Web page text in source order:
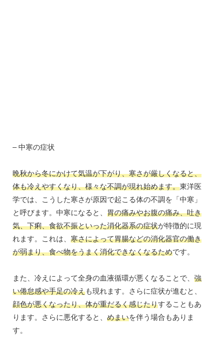
– 中寒の症状
晩秋から冬にかけて気温が下がり、寒さが厳しくなると、
体も冷えやすくなり、様々な不調が現れ始めます。東洋医
学では、こうした寒さが原因で起こる体の不調を「中寒」
と呼びます。中寒になると、 胃の痛みやお腹の痛み、吐き
気、下痢、食欲不振といった消化器系の症状が特徴的に現
れます。これは、 寒さによって胃腸などの消化器官の働き
が弱まり、食べ物をうまく消化できなくなるためです。
また、冷えによって全身の血液循環が悪くなることで、 強
い倦怠感や手足の冷えも現れます。さらに症状が進むと、
顔色が悪くなったり、体が重だるく感じたりすることもあ
ります。さらに悪化すると、 めまいを伴う場合もありま
す。